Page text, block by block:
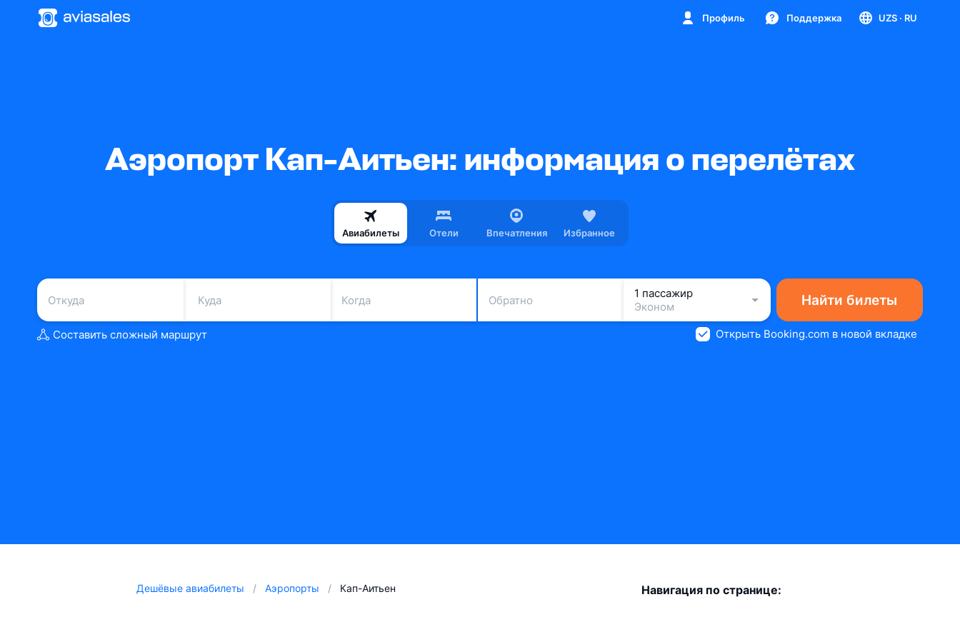
Профиль Поддержка UZS · RU
Аэропорт Кап-Аитьен: информация о перелётах
Авиабилеты Отели Впечатления Избранное
Когда Обратно
1 пассажир
Эконом
Найти билеты
Составить сложный маршрут Открыть Booking.com в новой вкладке
Дешёвые авиабилеты Аэропорты Кап-Аитьен Навигация по странице: